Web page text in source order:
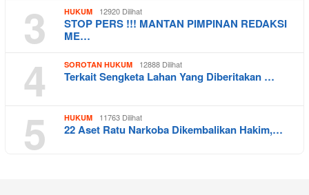
3 HUKUM 12920 Dilihat
STOP PERS !!! MANTAN PIMPINAN REDAKSI
ME…
4 SOROTAN HUKUM 12888 Dilihat
Terkait Sengketa Lahan Yang Diberitakan …
5 HUKUM 11763 Dilihat
22 Aset Ratu Narkoba Dikembalikan Hakim,…